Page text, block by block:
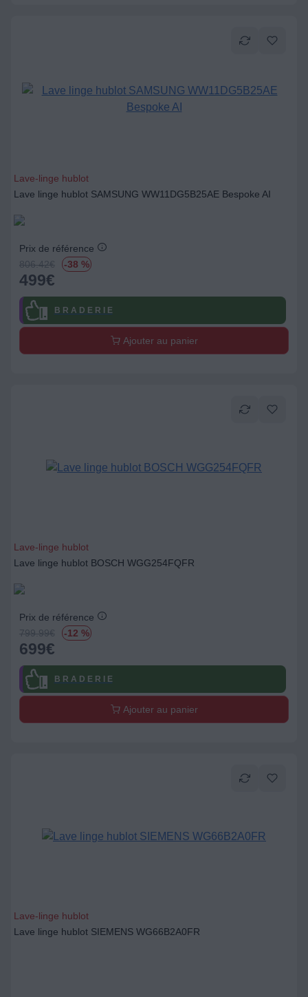
Lave-linge hublot
Lave linge hublot SAMSUNG WW11DG5B25AE Bespoke AI
Prix de référence
806.42€ -38 %
499€
B R A D E R I E
Ajouter au panier
Lave-linge hublot
Lave linge hublot BOSCH WGG254FQFR
Prix de référence
799.99€ -12 %
699€
B R A D E R I E
Ajouter au panier
Lave-linge hublot
Lave linge hublot SIEMENS WG66B2A0FR